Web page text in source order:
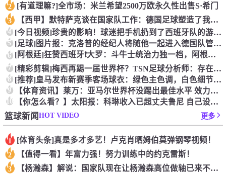
2 [有道理嘛?]全市场：米兰希望2500万欧永久性出售S·希门
3 【西甲】默特萨克谈在国家队工作：德国足球塑造了我的人生，感谢
4 [今日视频]珍贵的影响！球迷把手机扔到了西班牙队的游行大巴上
5 [足球]图片报：克洛普的经纪人将随他一起进入德国队管理团队
6 [阿根廷]狂赞西班牙❗大罗：斗牛士统治力独一档，阿根廷有梅西
7 [精彩剪辑]梅西再踢一届世界杯？TSN足球分析师：存在可能性
8 [推荐]皇马发布新赛季客场球衣：绿色主色调，白色细节+经典肩
9 【体育资讯】莱万：亚马尔世界杯没踢出最佳水平 效力过巴萨后就
10 【你怎么看？】太阳报：科琳收入已超丈夫鲁尼 自己设计服装8岁
篮球新闻HOT VIDEO 更多
1 [体育头条]真是多才多艺！卢克肖晒姆伯莫弹钢琴视频！
2 【值得一看】年富力强！努力训练中的约克雷斯！
3 【杨瀚森】解说：国家队现在让杨瀚森高位做轴已来不及了 多打打